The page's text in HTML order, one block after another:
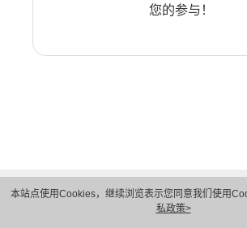
本站点使用Cookies，继续浏览表示您同意我们使用
私政策>
您的参与！